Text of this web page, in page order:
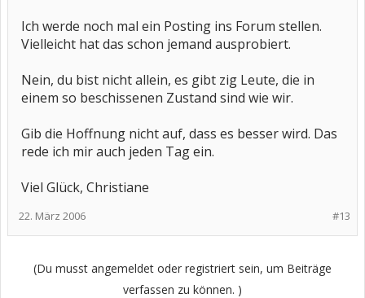
Ich werde noch mal ein Posting ins Forum stellen.
Vielleicht hat das schon jemand ausprobiert.
Nein, du bist nicht allein, es gibt zig Leute, die in
einem so beschissenen Zustand sind wie wir.
Gib die Hoffnung nicht auf, dass es besser wird. Das
rede ich mir auch jeden Tag ein.
Viel Glück, Christiane
#13
22. März 2006
(Du musst angemeldet oder registriert sein, um Beiträge
verfassen zu können. )